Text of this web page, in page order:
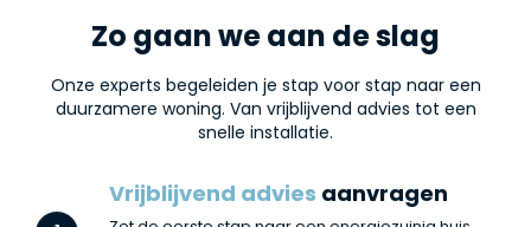
Zo gaan we aan de slag
Onze experts begeleiden je stap voor stap naar een
duurzamere woning. Van vrijblijvend advies tot een
snelle installatie.
Vrijblijvend advies aanvragen